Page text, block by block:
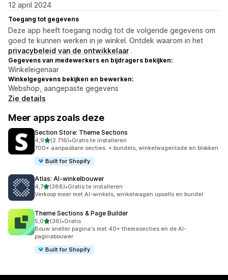
12 april 2024
Toegang tot gegevens
Deze app heeft toegang nodig tot de volgende gegevens om
goed te kunnen werken in je winkel. Ontdek waarom in het
privacybeleid van de ontwikkelaar .
Gegevens van medewerkers en bijdragers bekijken:
Winkeleigenaar
Winkelgegevens bekijken en bewerken:
Webshop, aangepaste gegevens
Zie details
Meer apps zoals deze
Section Store: Theme Sections
4,9van 5 sterren
(2.716)
2716 recensies in totaal
•Gratis te installeren
700+ aanpasbare secties. + bundels, winkelwagenlade en blokken
Built for Shopify
Atlas: AI‑winkelbouwer
4,7van 5 sterren
(388)
388 recensies in totaal
•Gratis te installeren
Verkoop meer met AI-winkels, winkelwagen upsells en bundel
Theme Sections & Page Builder
5,0van 5 sterren
(36)
36 recensies in totaal
•Gratis
Bouw sneller pagina's met 40+ themasecties en de AI-
paginabouwer
Built for Shopify